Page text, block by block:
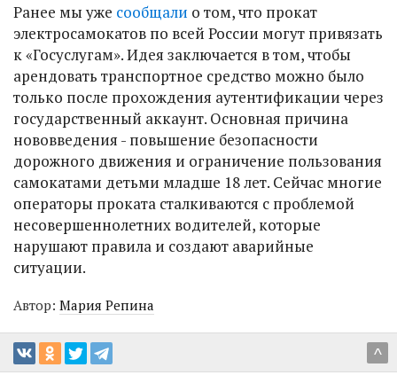
Ранее мы уже сообщали о том, что прокат
электросамокатов по всей России могут привязать
к «Госуслугам». Идея заключается в том, чтобы
арендовать транспортное средство можно было
только после прохождения аутентификации через
государственный аккаунт. Основная причина
нововведения - повышение безопасности
дорожного движения и ограничение пользования
самокатами детьми младше 18 лет. Сейчас многие
операторы проката сталкиваются с проблемой
несовершеннолетних водителей, которые
нарушают правила и создают аварийные
ситуации.
Автор: Мария Репина
^